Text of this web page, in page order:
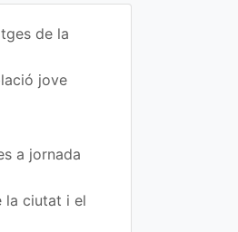
de la
jove
a jornada
la ciutat i el